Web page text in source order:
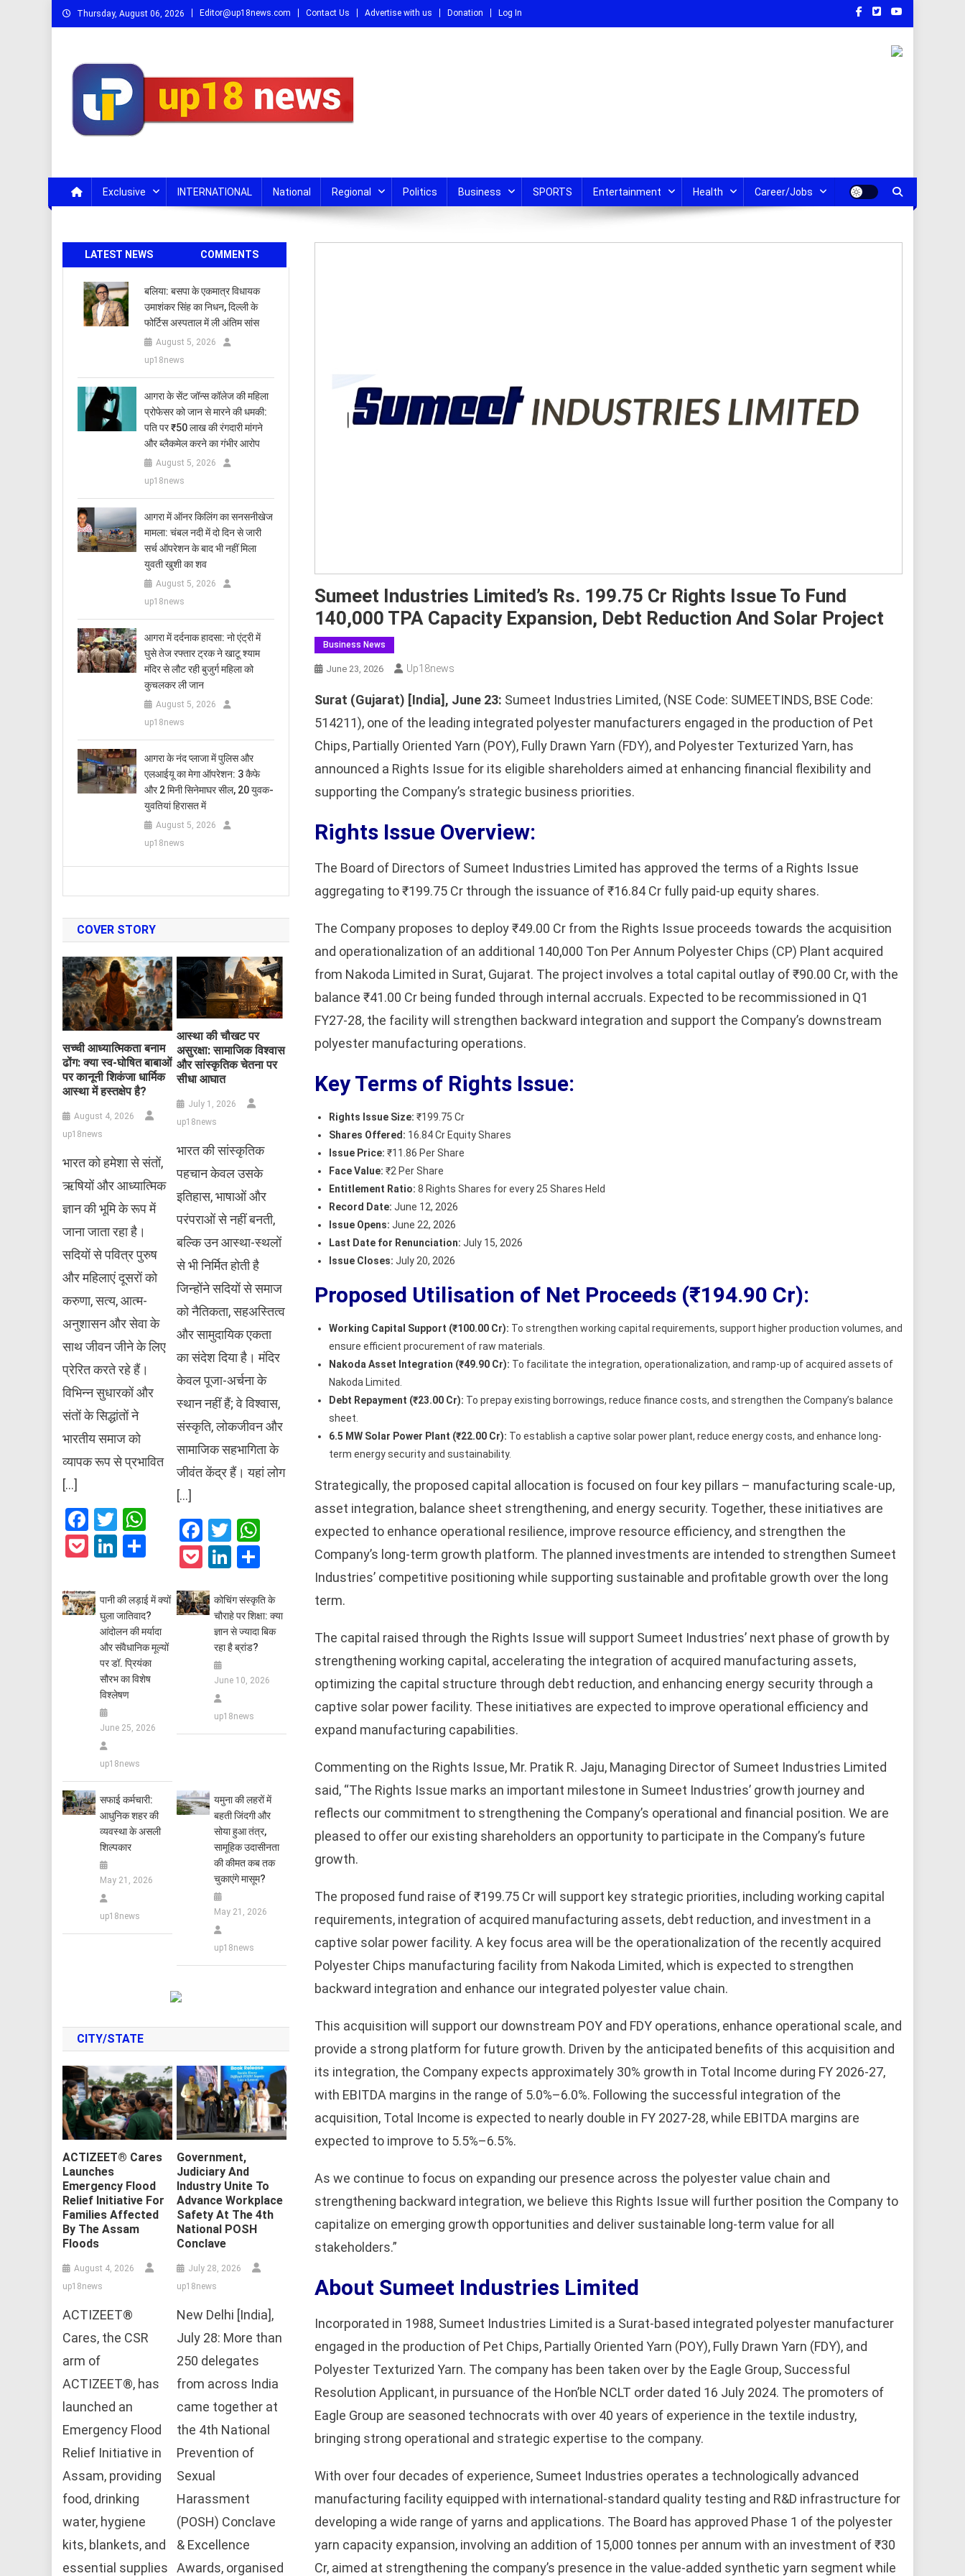
Skip
to
Thursday, August 06, 2026 Editor@up18news.com Contact Us Advertise with us Donation Log In
Exclusive INTERNATIONAL National Regional Politics Business SPORTS Entertainment Health Career/Jobs
Sumeet Industries Limited’s Rs. 199.75 Cr Rights Issue To Fund
140,000 TPA Capacity Expansion, Debt Reduction And Solar Project
Business News
June 23, 2026 Up18news
Surat (Gujarat) [India], June 23: Sumeet Industries Limited, (NSE Code: SUMEETINDS, BSE Code:
514211), one of the leading integrated polyester manufacturers engaged in the production of Pet
Chips, Partially Oriented Yarn (POY), Fully Drawn Yarn (FDY), and Polyester Texturized Yarn, has
announced a Rights Issue for its eligible shareholders aimed at enhancing financial flexibility and
supporting the Company’s strategic business priorities.
Rights Issue Overview:
The Board of Directors of Sumeet Industries Limited has approved the terms of a Rights Issue
aggregating to ₹199.75 Cr through the issuance of ₹16.84 Cr fully paid-up equity shares.
The Company proposes to deploy ₹49.00 Cr from the Rights Issue proceeds towards the acquisition
and operationalization of an additional 140,000 Ton Per Annum Polyester Chips (CP) Plant acquired
from Nakoda Limited in Surat, Gujarat. The project involves a total capital outlay of ₹90.00 Cr, with the
balance ₹41.00 Cr being funded through internal accruals. Expected to be recommissioned in Q1
FY27-28, the facility will strengthen backward integration and support the Company’s downstream
polyester manufacturing operations.
Key Terms of Rights Issue:
Rights Issue Size: ₹199.75 Cr
Shares Offered: 16.84 Cr Equity Shares
Issue Price: ₹11.86 Per Share
Face Value: ₹2 Per Share
Entitlement Ratio: 8 Rights Shares for every 25 Shares Held
Record Date: June 12, 2026
Issue Opens: June 22, 2026
Last Date for Renunciation: July 15, 2026
Issue Closes: July 20, 2026
Proposed Utilisation of Net Proceeds (₹194.90 Cr):
Working Capital Support (₹100.00 Cr): To strengthen working capital requirements, support higher production volumes, and
ensure efficient procurement of raw materials.
Nakoda Asset Integration (₹49.90 Cr): To facilitate the integration, operationalization, and ramp-up of acquired assets of
Nakoda Limited.
Debt Repayment (₹23.00 Cr): To prepay existing borrowings, reduce finance costs, and strengthen the Company’s balance
sheet.
6.5 MW Solar Power Plant (₹22.00 Cr): To establish a captive solar power plant, reduce energy costs, and enhance long-
term energy security and sustainability.
Strategically, the proposed capital allocation is focused on four key pillars – manufacturing scale-up,
asset integration, balance sheet strengthening, and energy security. Together, these initiatives are
expected to enhance operational resilience, improve resource efficiency, and strengthen the
Company’s long-term growth platform. The planned investments are intended to strengthen Sumeet
Industries’ competitive positioning while supporting sustainable and profitable growth over the long
term.
The capital raised through the Rights Issue will support Sumeet Industries’ next phase of growth by
strengthening working capital, accelerating the integration of acquired manufacturing assets,
optimizing the capital structure through debt reduction, and enhancing energy security through a
captive solar power facility. These initiatives are expected to improve operational efficiency and
expand manufacturing capabilities.
Commenting on the Rights Issue, Mr. Pratik R. Jaju, Managing Director of Sumeet Industries Limited
said, “The Rights Issue marks an important milestone in Sumeet Industries’ growth journey and
reflects our commitment to strengthening the Company’s operational and financial position. We are
pleased to offer our existing shareholders an opportunity to participate in the Company’s future
growth.
The proposed fund raise of ₹199.75 Cr will support key strategic priorities, including working capital
requirements, integration of acquired manufacturing assets, debt reduction, and investment in a
captive solar power facility. A key focus area will be the operationalization of the recently acquired
Polyester Chips manufacturing facility from Nakoda Limited, which is expected to strengthen
backward integration and enhance our integrated polyester value chain.
This acquisition will support our downstream POY and FDY operations, enhance operational scale, and
provide a strong platform for future growth. Driven by the anticipated benefits of this acquisition and
its integration, the Company expects approximately 30% growth in Total Income during FY 2026-27,
with EBITDA margins in the range of 5.0%–6.0%. Following the successful integration of the
acquisition, Total Income is expected to nearly double in FY 2027-28, while EBITDA margins are
expected to improve to 5.5%–6.5%.
As we continue to focus on expanding our presence across the polyester value chain and
strengthening backward integration, we believe this Rights Issue will further position the Company to
capitalize on emerging growth opportunities and deliver sustainable long-term value for all
stakeholders.”
About Sumeet Industries Limited
Incorporated in 1988, Sumeet Industries Limited is a Surat-based integrated polyester manufacturer
engaged in the production of Pet Chips, Partially Oriented Yarn (POY), Fully Drawn Yarn (FDY), and
Polyester Texturized Yarn. The company has been taken over by the Eagle Group, Successful
Resolution Applicant, in pursuance of the Hon’ble NCLT order dated 16 July 2024. The promoters of
Eagle Group are seasoned technocrats with over 40 years of experience in the textile industry,
bringing strong operational and strategic expertise to the company.
With over four decades of experience, Sumeet Industries operates a technologically advanced
manufacturing facility equipped with international-standard quality testing and R&D infrastructure for
developing a wide range of yarns and applications. The Board has approved Phase 1 of the polyester
yarn capacity expansion, involving an addition of 15,000 tonnes per annum with an investment of ₹30
Cr, aimed at strengthening the company’s presence in the value-added synthetic yarn segment while
LATEST NEWS COMMENTS
बलिया: बसपा के एकमात्र विधायक
उमाशंकर सिंह का निधन, दिल्ली के
फोर्टिस अस्पताल में ली अंतिम सांस
August 5, 2026
up18news
आगरा के सेंट जॉन्स कॉलेज की महिला
प्रोफेसर को जान से मारने की धमकी:
पति पर ₹50 लाख की रंगदारी मांगने
और ब्लैकमेल करने का गंभीर आरोप
August 5, 2026
up18news
आगरा में ऑनर किलिंग का सनसनीखेज
मामला: चंबल नदी में दो दिन से जारी
सर्च ऑपरेशन के बाद भी नहीं मिला
युवती खुशी का शव
August 5, 2026
up18news
आगरा में दर्दनाक हादसा: नो एंट्री में
घुसे तेज रफ्तार ट्रक ने खाटू श्याम
मंदिर से लौट रही बुजुर्ग महिला को
कुचलकर ली जान
August 5, 2026
up18news
आगरा के नंद प्लाजा में पुलिस और
एलआईयू का मेगा ऑपरेशन: 3 कैफे
और 2 मिनी सिनेमाघर सील, 20 युवक-
युवतियां हिरासत में
August 5, 2026
up18news
COVER STORY
सच्ची आध्यात्मिकता बनाम
ढोंग: क्या स्व-घोषित बाबाओं
पर कानूनी शिकंजा धार्मिक
आस्था में हस्तक्षेप है?
August 4, 2026
up18news
भारत को हमेशा से संतों,
ऋषियों और आध्यात्मिक
ज्ञान की भूमि के रूप में
जाना जाता रहा है।
सदियों से पवित्र पुरुष
और महिलाएं दूसरों को
करुणा, सत्य, आत्म-
अनुशासन और सेवा के
साथ जीवन जीने के लिए
प्रेरित करते रहे हैं।
विभिन्न सुधारकों और
संतों के सिद्धांतों ने
भारतीय समाज को
व्यापक रूप से प्रभावित
[…]
Facebook
TwitterWhatsApp
PocketLinkedIn
Share
आस्था की चौखट पर
असुरक्षा: सामाजिक विश्वास
और सांस्कृतिक चेतना पर
सीधा आघात
July 1, 2026
up18news
भारत की सांस्कृतिक
पहचान केवल उसके
इतिहास, भाषाओं और
परंपराओं से नहीं बनती,
बल्कि उन आस्था-स्थलों
से भी निर्मित होती है
जिन्होंने सदियों से समाज
को नैतिकता, सहअस्तित्व
और सामुदायिक एकता
का संदेश दिया है। मंदिर
केवल पूजा-अर्चना के
स्थान नहीं हैं; वे विश्वास,
संस्कृति, लोकजीवन और
सामाजिक सहभागिता के
जीवंत केंद्र हैं। यहां लोग
[…]
Facebook
TwitterWhatsApp
PocketLinkedIn
Share
पानी की लड़ाई में क्यों
घुला जातिवाद?
आंदोलन की मर्यादा
और संवैधानिक मूल्यों
पर डॉ. प्रियंका
सौरभ का विशेष
विश्लेषण
June 25, 2026
up18news
कोचिंग संस्कृति के
चौराहे पर शिक्षा: क्या
ज्ञान से ज्यादा बिक
रहा है ब्रांड?
June 10, 2026
up18news
सफाई कर्मचारी:
आधुनिक शहर की
व्यवस्था के असली
शिल्पकार
May 21, 2026
up18news
यमुना की लहरों में
बहती जिंदगी और
सोया हुआ तंत्र,
सामूहिक उदासीनता
की कीमत कब तक
चुकाएंगे मासूम?
May 21, 2026
up18news
CITY/STATE
ACTIZEET® Cares
Launches
Emergency Flood
Relief Initiative For
Families Affected
By The Assam
Floods
August 4, 2026
up18news
ACTIZEET®
Cares, the CSR
arm of
ACTIZEET®, has
launched an
Emergency Flood
Relief Initiative in
Assam, providing
food, drinking
water, hygiene
kits, blankets, and
essential supplies
Government,
Judiciary And
Industry Unite To
Advance Workplace
Safety At The 4th
National POSH
Conclave
July 28, 2026
up18news
New Delhi [India],
July 28: More than
250 delegates
from across India
came together at
the 4th National
Prevention of
Sexual
Harassment
(POSH) Conclave
& Excellence
Awards, organised